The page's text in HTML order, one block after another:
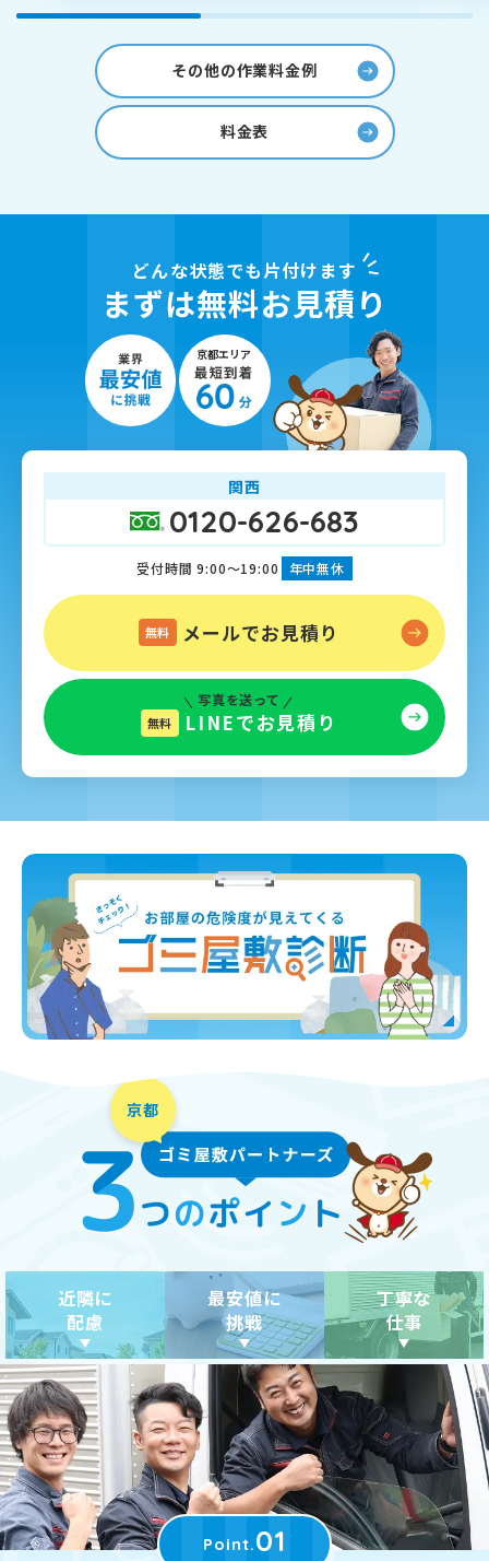
その他の作業料金例
料金表
どんな状態でも片付けます
まずは無料お見積り
関西
0120-626-683
受付時間 9:00～19:00 年中無休
無料 メールでお見積り
写真を送って
無料 LINEでお見積り
近隣に
配慮
最安値に
挑戦
丁寧な
仕事
Point.01